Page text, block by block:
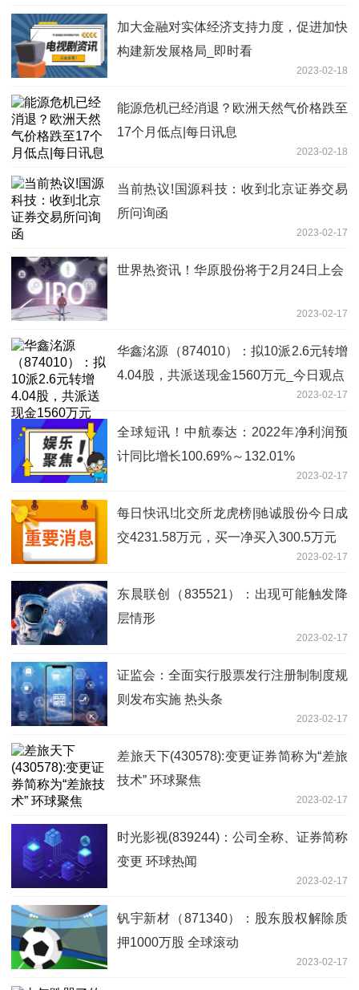
加大金融对实体经济支持力度，促进加快
构建新发展格局_即时看
2023-02-18
能源危机已经消退？欧洲天然气价格跌至
17个月低点|每日讯息
2023-02-18
当前热议!国源科技：收到北京证券交易
所问询函
2023-02-17
世界热资讯！华原股份将于2月24日上会
2023-02-17
华鑫洺源（874010）：拟10派2.6元转增
4.04股，共派送现金1560万元_今日观点
2023-02-17
全球短讯！中航泰达：2022年净利润预
计同比增长100.69%～132.01%
2023-02-17
每日快讯!北交所龙虎榜|驰诚股份今日成
交4231.58万元，买一净买入300.5万元
2023-02-17
东晨联创（835521）：出现可能触发降
层情形
2023-02-17
证监会：全面实行股票发行注册制制度规
则发布实施 热头条
2023-02-17
差旅天下(430578):变更证券简称为“差旅
技术” 环球聚焦
2023-02-17
时光影视(839244)：公司全称、证券简称
变更 环球热闻
2023-02-17
钒宇新材（871340）：股东股权解除质
押1000万股 全球滚动
2023-02-17